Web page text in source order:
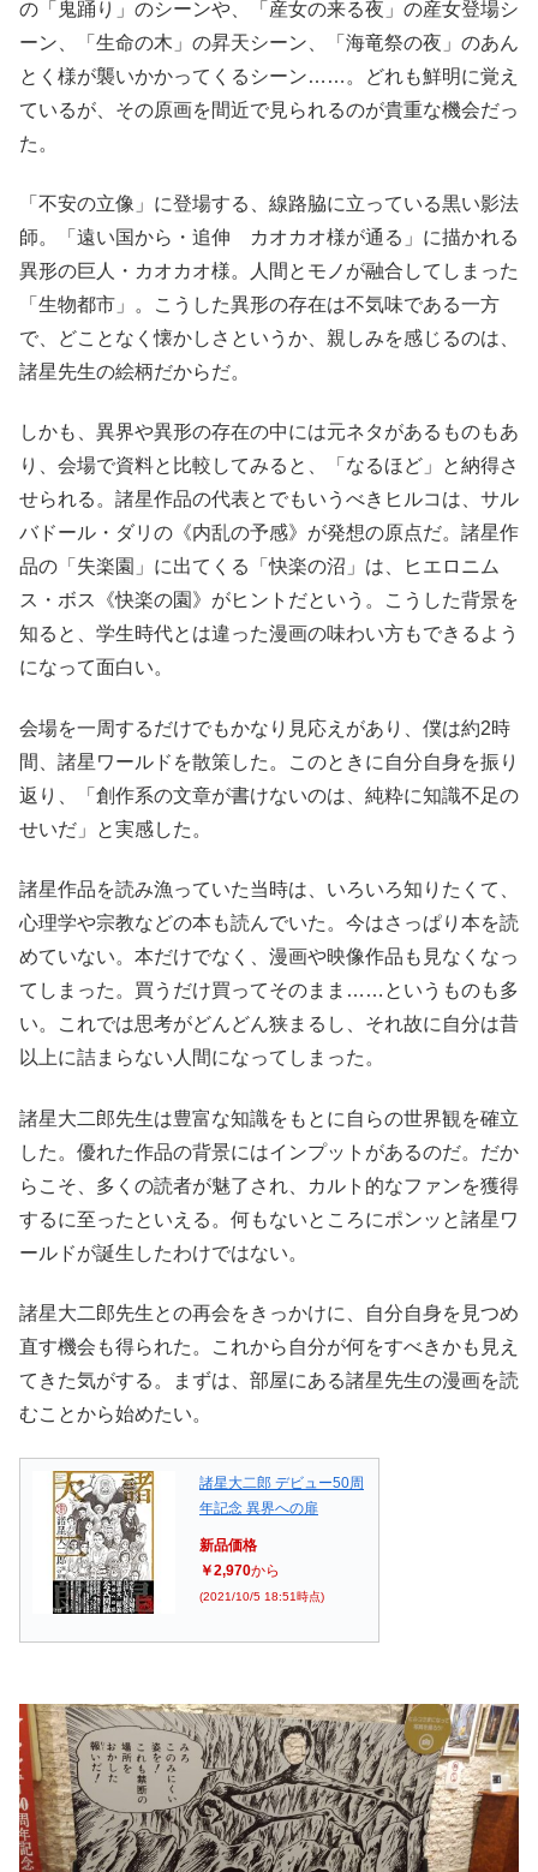
の「鬼踊り」のシーンや、「産女の来る夜」の産女登場シ
ーン、「生命の木」の昇天シーン、「海竜祭の夜」のあん
とく様が襲いかかってくるシーン……。どれも鮮明に覚え
ているが、その原画を間近で見られるのが貴重な機会だっ
た。
「不安の立像」に登場する、線路脇に立っている黒い影法
師。「遠い国から・追伸 カオカオ様が通る」に描かれる
異形の巨人・カオカオ様。人間とモノが融合してしまった
「生物都市」。こうした異形の存在は不気味である一方
で、どことなく懐かしさというか、親しみを感じるのは、
諸星先生の絵柄だからだ。
しかも、異界や異形の存在の中には元ネタがあるものもあ
り、会場で資料と比較してみると、「なるほど」と納得さ
せられる。諸星作品の代表とでもいうべきヒルコは、サル
バドール・ダリの《内乱の予感》が発想の原点だ。諸星作
品の「失楽園」に出てくる「快楽の沼」は、ヒエロニム
ス・ボス《快楽の園》がヒントだという。こうした背景を
知ると、学生時代とは違った漫画の味わい方もできるよう
になって面白い。
会場を一周するだけでもかなり見応えがあり、僕は約2時
間、諸星ワールドを散策した。
このときに自分自身を振り
返り、「創作系の文章が書けないのは、純粋に知識不足の
せいだ」と実感した。
諸星作品を読み漁っていた当時は、いろいろ知りたくて、
心理学や宗教などの本も読んでいた。今はさっぱり本を読
めていない。本だけでなく、漫画や映像作品も見なくなっ
てしまった。買うだけ買ってそのまま……というものも多
い。これでは思考がどんどん狭まるし、それ故に自分は昔
以上に詰まらない人間になってしまった。
諸星大二郎先生は豊富な知識をもとに自らの世界観を確立
した。優れた作品の背景にはインプットがあるのだ。だか
らこそ、多くの読者が魅了され、カルト的なファンを獲得
するに至ったといえる。何もないところにポンッと諸星ワ
ールドが誕生したわけではない。
諸星大二郎先生との再会をきっかけに、自分自身を見つめ
直す機会も得られた。これから自分が何をすべきかも見え
てきた気がする。まずは、部屋にある諸星先生の漫画を読
むことから始めたい。
諸星大二郎 デビュー50周
年記念 異界への扉
新品価格
￥2,970から
(2021/10/5 18:51時点)